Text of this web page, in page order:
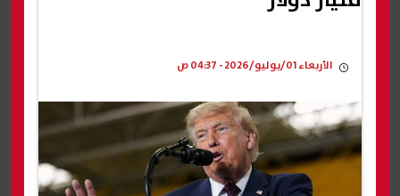
الأربعاء 01/يوليو/2026 - 04:37 ص